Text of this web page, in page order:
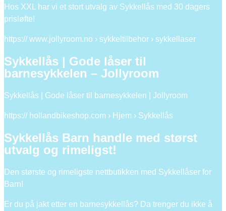
Hos XXL har vi et stort utvalg av Sykkellås med 30 dagers
prisløfte!
https:// www.jollyroom.no › sykkeltilbehor › sykkellaser
Sykkellås | Gode låser til
barnesykkelen – Jollyroom
Sykkellås | Gode låser til barnesykkelen | Jollyroom
https:// hollandbikeshop.com › Hjem › Sykkellås
Sykkellås Barn handle med størst
utvalg og rimeligst!
Den største og rimeligste nettbutikken med Sykkellåser for
Barn!
Er du på jakt etter en barnesykkellås? Da trenger du ikke å